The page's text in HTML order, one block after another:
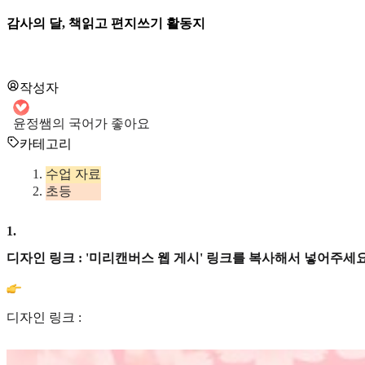
감사의 달, 책읽고 편지쓰기 활동지
작성자
윤정쌤의 국어가 좋아요
카테고리
수업 자료
초등
1.
디자인 링크 : '미리캔버스 웹 게시' 링크를 복사해서 넣어주세
디자인 링크 :